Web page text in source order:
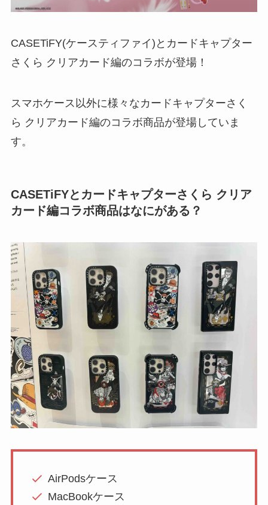
CASETiFY(ケースティファイ)とカードキャプター
さくら クリアカード編のコラボが登場！
スマホケース以外に様々なカードキャプターさく
ら クリアカード編のコラボ商品が登場していま
す。
CASETiFYとカードキャプターさくら クリア
カード編コラボ商品はなにがある？
AirPodsケース
MacBookケース